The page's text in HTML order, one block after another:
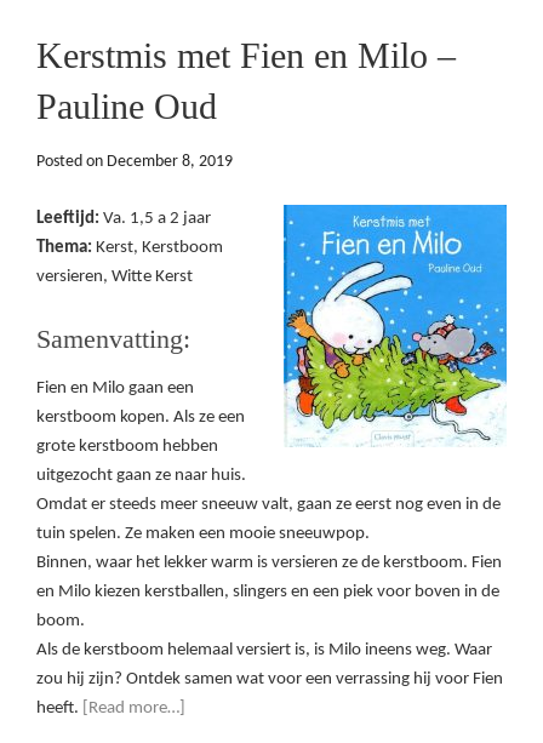
Kerstmis met Fien en Milo –
Pauline Oud
Posted on December 8, 2019
Leeftijd: Va. 1,5 a 2 jaar
Thema: Kerst, Kerstboom
versieren, Witte Kerst
Samenvatting:
Fien en Milo gaan een
kerstboom kopen. Als ze een
grote kerstboom hebben
uitgezocht gaan ze naar huis.
Omdat er steeds meer sneeuw valt, gaan ze eerst nog even in de
tuin spelen. Ze maken een mooie sneeuwpop.
Binnen, waar het lekker warm is versieren ze de kerstboom. Fien
en Milo kiezen kerstballen, slingers en een piek voor boven in de
boom.
Als de kerstboom helemaal versiert is, is Milo ineens weg. Waar
zou hij zijn? Ontdek samen wat voor een verrassing hij voor Fien
heeft.
[Read more…]